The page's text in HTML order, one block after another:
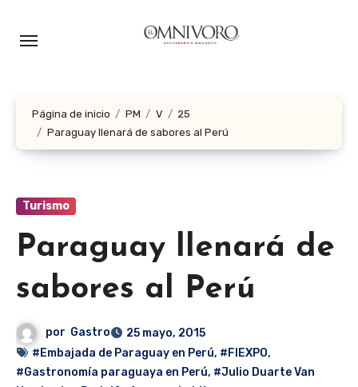
Página de inicio PM V
25
Paraguay llenará de sabores al Perú
Turismo
Paraguay llenará de
sabores al Perú
por Gastro
25 mayo, 2015
#Embajada de Paraguay en Perú, #FIEXPO,
#Gastronomía paraguaya en Perú, #Julio Duarte Van